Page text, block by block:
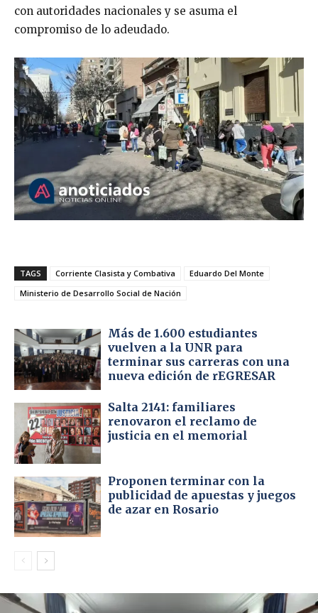
con autoridades nacionales y se asuma el
compromiso de lo adeudado.
TAGS Corriente Clasista y Combativa
Eduardo Del Monte
Ministerio de Desarrollo Social de Nación
Más de 1.600 estudiantes
vuelven a la UNR para
terminar sus carreras con una
nueva edición de rEGRESAR
Salta 2141: familiares
renovaron el reclamo de
justicia en el memorial
Proponen terminar con la
publicidad de apuestas y juegos
de azar en Rosario